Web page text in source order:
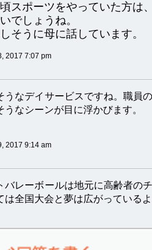
スポーツをやっていた方は
でしょうね。
そうに母に話しています。
2017 7:07 pm
うなデイサービスですね。職員
うなシーンが目に浮かびます。
2017 9:14 am
バレーボールは地元に高齢者の
は全国大会と夢は広がっている